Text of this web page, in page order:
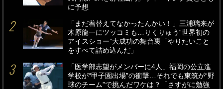
に予想
「まだ着替えてなかったんかい！」三浦璃来が
木原龍一にツッコミも…りくりゅう“世界初の
アイスショー”大成功の舞台裏「やりたいこと
をすべて詰め込んだ」
「医学部志望がメンバーに4人」福岡の公立進
学校が“甲子園出場”の衝撃…それでも東筑が“野
球のチーム”で挑んだワケは？「さすがに勉強